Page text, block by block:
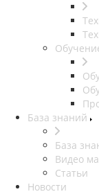
База знаний
База
Видео
Статьи
Новости